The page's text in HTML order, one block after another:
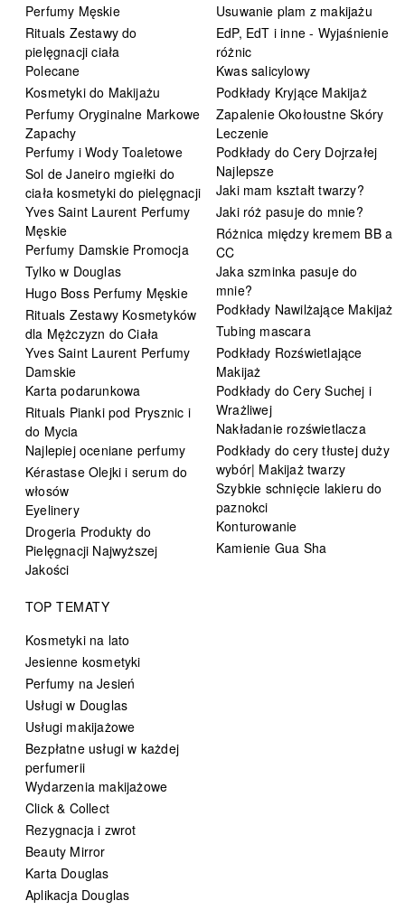
Perfumy Męskie
Rituals Zestawy do
pielęgnacji ciała
Polecane
Kosmetyki do Makijażu
Perfumy Oryginalne Markowe
Zapachy
Perfumy i Wody Toaletowe
Sol de Janeiro mgiełki do
ciała kosmetyki do pielęgnacji
Yves Saint Laurent Perfumy
Męskie
Perfumy Damskie Promocja
Tylko w Douglas
Hugo Boss Perfumy Męskie
Rituals Zestawy Kosmetyków
dla Mężczyzn do Ciała
Yves Saint Laurent Perfumy
Damskie
Karta podarunkowa
Rituals Pianki pod Prysznic i
do Mycia
Najlepiej oceniane perfumy
Kérastase Olejki i serum do
włosów
Eyelinery
Drogeria Produkty do
Pielęgnacji Najwyższej
Jakości
Usuwanie plam z makijażu
EdP, EdT i inne - Wyjaśnienie
różnic
Kwas salicylowy
Podkłady Kryjące Makijaż
Zapalenie Okołoustne Skóry
Leczenie
Podkłady do Cery Dojrzałej
Najlepsze
Jaki mam kształt twarzy?
Jaki róż pasuje do mnie?
Różnica między kremem BB a
CC
Jaka szminka pasuje do
mnie?
Podkłady Nawilżające Makijaż
Tubing mascara
Podkłady Rozświetlające
Makijaż
Podkłady do Cery Suchej i
Wrażliwej
Nakładanie rozświetlacza
Podkłady do cery tłustej duży
wybór| Makijaż twarzy
Szybkie schnięcie lakieru do
paznokci
Konturowanie
Kamienie Gua Sha
TOP TEMATY
Kosmetyki na lato
Jesienne kosmetyki
Perfumy na Jesień
Usługi w Douglas
Usługi makijażowe
Bezpłatne usługi w każdej
perfumerii
Wydarzenia makijażowe
Click & Collect
Rezygnacja i zwrot
Beauty Mirror
Karta Douglas
Aplikacja Douglas